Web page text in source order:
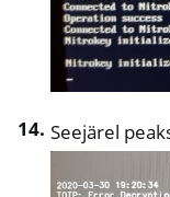
Seejärel